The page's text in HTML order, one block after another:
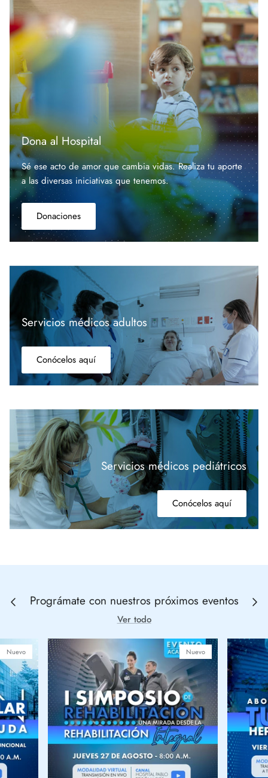
Dona al Hospital
Sé ese acto de amor que cambia vidas. Realiza tu aporte
a las diversas iniciativas que tenemos.
Donaciones
Servicios médicos adultos
Conócelos aquí
Servicios médicos pediátricos
Conócelos aquí
Prográmate con nuestros próximos eventos
Ver todo
Nuevo Nuevo